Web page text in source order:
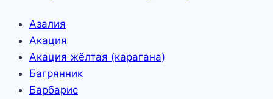
Азалия
Акация
Акация жёлтая (карагана)
Багрянник
Барбарис